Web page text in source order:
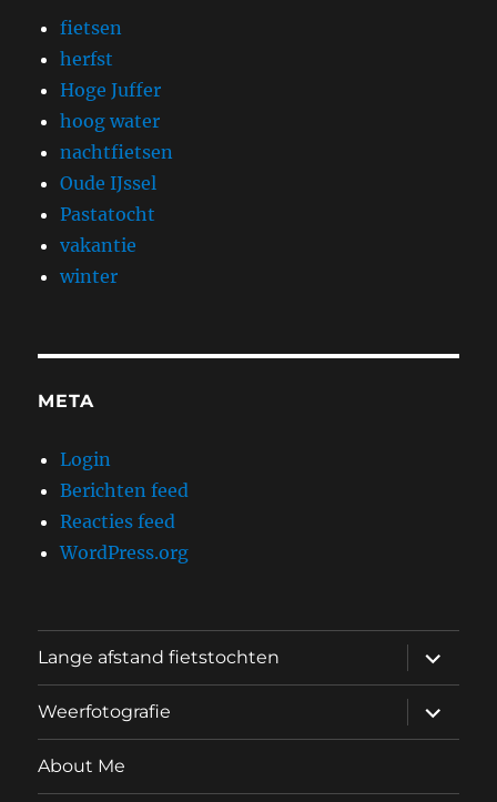
fietsen
herfst
Hoge Juffer
hoog water
nachtfietsen
Oude IJssel
Pastatocht
vakantie
winter
META
Login
Berichten feed
Reacties feed
WordPress.org
Lange afstand fietstochten
Weerfotografie
About Me